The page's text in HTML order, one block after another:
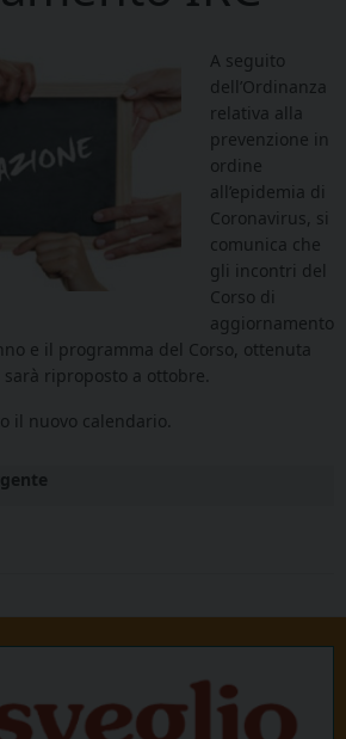
A seguito
dell’Ordinanza
relativa alla
prevenzione in
ordine
all’epidemia di
Coronavirus, si
comunica che
gli incontri del
Corso di
aggiornamento
e il programma del Corso, ottenuta
sarà riproposto a ottobre.
il nuovo calendario.